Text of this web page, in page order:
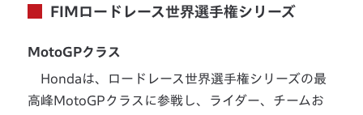
FIMロードレース世界選手権シリーズ
MotoGPクラス
Hondaは、ロードレース世界選手権シリーズの最
高峰MotoGPクラスに参戦し、ライダー、チームお